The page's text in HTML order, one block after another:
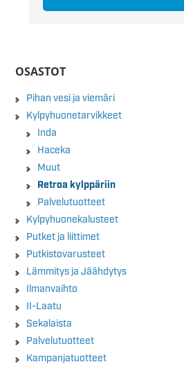
OSASTOT
Pihan vesi ja viemäri
Kylpyhuonetarvikkeet
Inda
Haceka
Muut
Retroa kylppäriin
Palvelutuotteet
Kylpyhuonekalusteet
Putket ja liittimet
Putkistovarusteet
Lämmitys ja Jäähdytys
Ilmanvaihto
II-Laatu
Sekalaista
Palvelutuotteet
Kampanjatuotteet